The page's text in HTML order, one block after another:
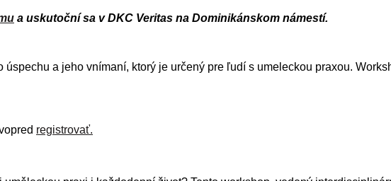
a uskutoční sa v DKC Veritas na Dominikánskom námestí.
úspechu a jeho vnímaní, ktorý je určený pre ľudí s umeleckou praxou.
registrovať.